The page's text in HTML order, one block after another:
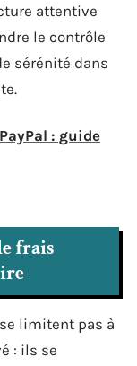
attentive
le contrôle
sérénité dans
: guide
frais
limitent pas à
: ils se